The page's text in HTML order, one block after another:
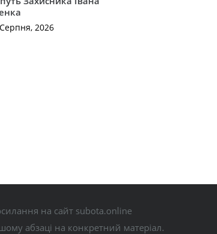
2026
на сайт subota.online
абзаці на конкретний матеріал.